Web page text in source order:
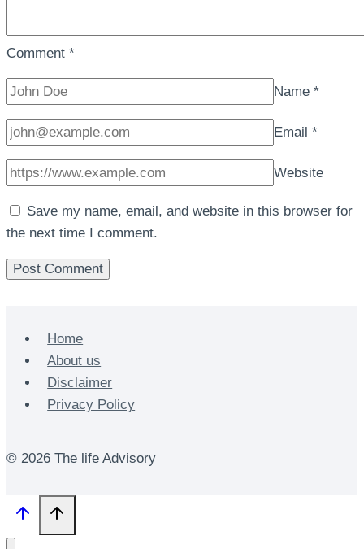
Comment *
Name *
Email *
Website
Save my name, email, and website in this browser for
the next time I comment.
Home
About us
Disclaimer
Privacy Policy
© 2026 The life Advisory